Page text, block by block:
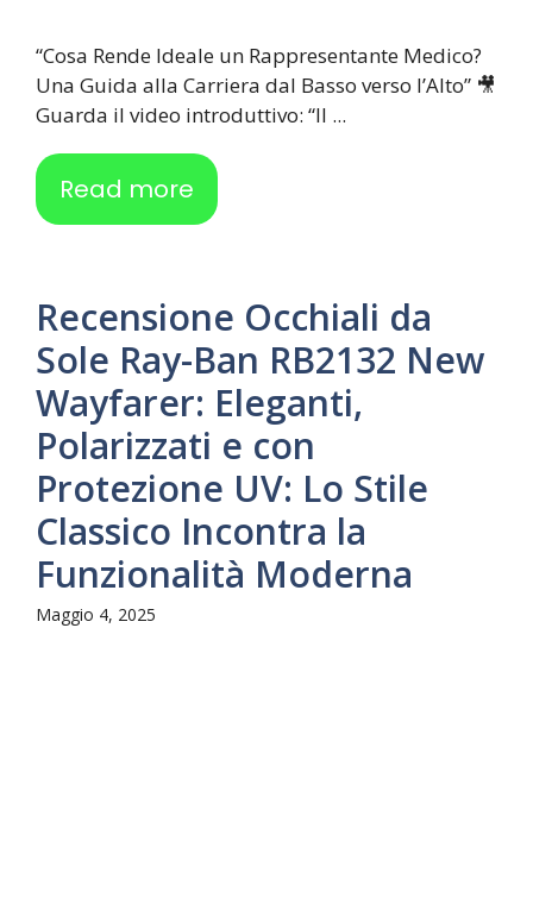
“Cosa Rende Ideale un Rappresentante Medico?
Una Guida alla Carriera dal Basso verso l’Alto” 🎥
Guarda il video introduttivo: “Il ...
Read more
Recensione Occhiali da
Sole Ray-Ban RB2132 New
Wayfarer: Eleganti,
Polarizzati e con
Protezione UV: Lo Stile
Classico Incontra la
Funzionalità Moderna
Maggio 4, 2025